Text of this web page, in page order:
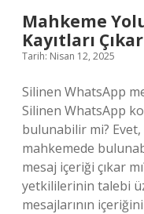
Mahkeme
Kayıtları
Tarih: Nisan 12, 2025
Silinen WhatsApp
Silinen WhatsApp
bulunabilir mi?
mahkemede
mesaj içeriği çıkar
yetkililerinin talebi
mesajlarının